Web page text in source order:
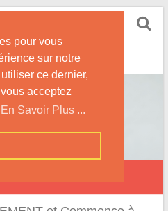
pour vous
sur notre
ce dernier,
acceptez
En Savoir Plus ...
Une Femme